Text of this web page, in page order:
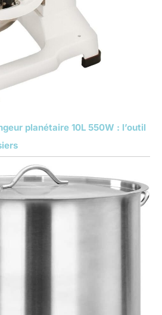
planétaire 10L 550W : l’outil